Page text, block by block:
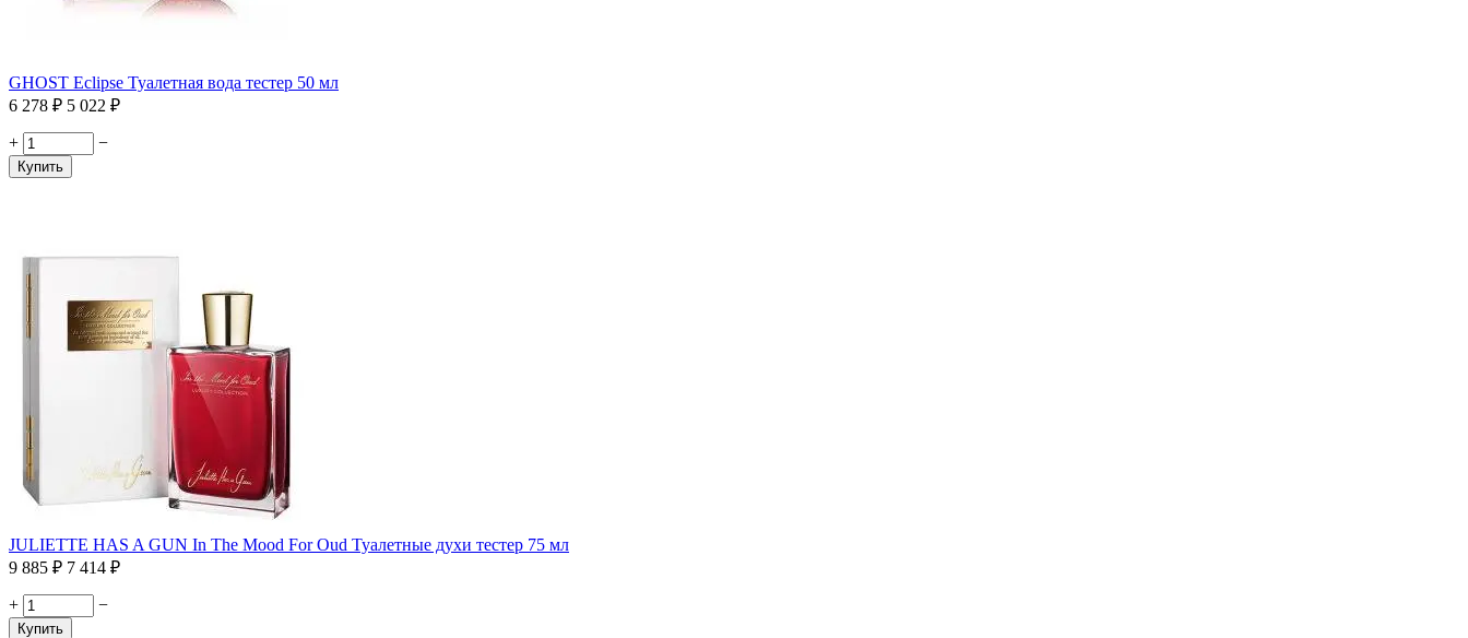
GHOST Eclipse Туалетная вода тестер 50 мл
6 278 ₽ 5 022 ₽
+
−
Купить
JULIETTE HAS A GUN In The Mood For Oud Туалетные духи тестер 75 мл
9 885 ₽ 7 414 ₽
+
−
Купить